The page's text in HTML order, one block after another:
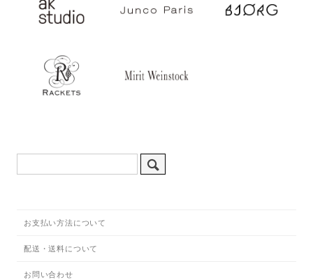
お支払い方法について
配送・送料について
お問い合わせ